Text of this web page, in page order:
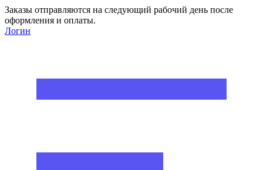
Заказы отправляются на следующий рабочий день после
оформления и оплаты.
Логин